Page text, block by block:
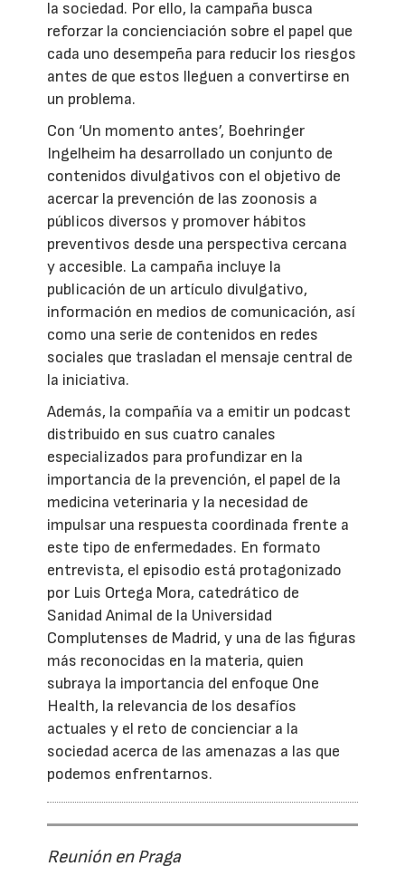
la sociedad. Por ello, la campaña busca
reforzar la concienciación sobre el papel que
cada uno desempeña para reducir los riesgos
antes de que estos lleguen a convertirse en
un problema.
Con ‘Un momento antes’, Boehringer
Ingelheim ha desarrollado un conjunto de
contenidos divulgativos con el objetivo de
acercar la prevención de las zoonosis a
públicos diversos y promover hábitos
preventivos desde una perspectiva cercana
y accesible. La campaña incluye la
publicación de un artículo divulgativo,
información en medios de comunicación, así
como una serie de contenidos en redes
sociales que trasladan el mensaje central de
la iniciativa.
Además, la compañía va a emitir un podcast
distribuido en sus cuatro canales
especializados para profundizar en la
importancia de la prevención, el papel de la
medicina veterinaria y la necesidad de
impulsar una respuesta coordinada frente a
este tipo de enfermedades. En formato
entrevista, el episodio está protagonizado
por Luis Ortega Mora, catedrático de
Sanidad Animal de la Universidad
Complutenses de Madrid, y una de las figuras
más reconocidas en la materia, quien
subraya la importancia del enfoque One
Health, la relevancia de los desafíos
actuales y el reto de concienciar a la
sociedad acerca de las amenazas a las que
podemos enfrentarnos.
Reunión en Praga